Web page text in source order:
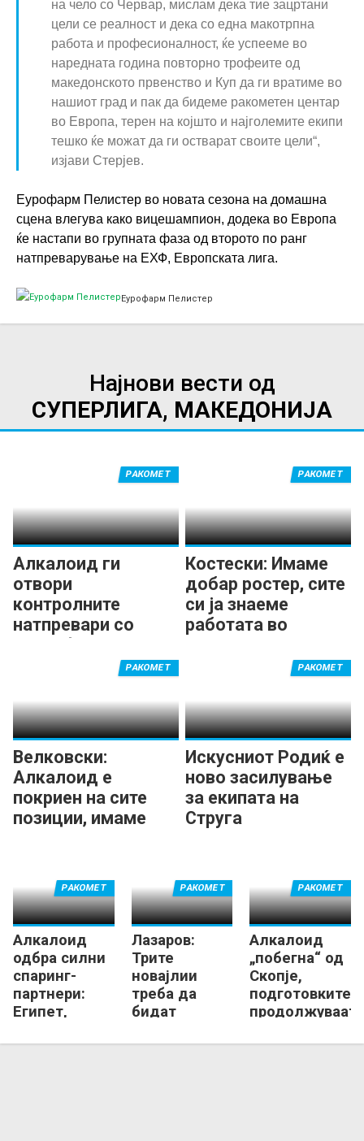
на чело со Червар, мислам дека тие зацртани
цели се реалност и дека со една макотрпна
работа и професионалност, ќе успееме во
наредната година повторно трофеите од
македонското првенство и Куп да ги вратиме во
нашиот град и пак да бидеме ракометен центар
во Европа, терен на којшто и најголемите екипи
тешко ќе можат да ги остварат своите цели“,
изјави Стерјев.
Еурофарм Пелистер во новата сезона на домашна
сцена влегува како вицешампион, додека во Европа
ќе настапи во групната фаза од второто по ранг
натпреварување на ЕХФ, Европската лига.
Еурофарм Пелистер
Најнови вести од
СУПЕРЛИГА, МАКЕДОНИЈА
Алкалоид ги
отвори
контролните
натпревари со
триумф
РАКОМЕТ
Костески: Имаме
добар ростер, сите
си ја знаеме
работата во
РАКОМЕТ
Велковски:
Алкалоид е
покриен на сите
позиции, имаме
РАКОМЕТ
Искусниот Родиќ е
ново засилување
за екипата на
Струга
РАКОМЕТ
Алкалоид
одбра силни
спаринг-
партнери:
Египет,
Прилеп...
РАКОМЕТ
Лазаров:
Трите
новајлии
треба да
бидат
вредност на
РАКОМЕТ
Алкалоид
„побегна“ од
Скопје,
подготовките
продолжуваат
РАКОМЕТ